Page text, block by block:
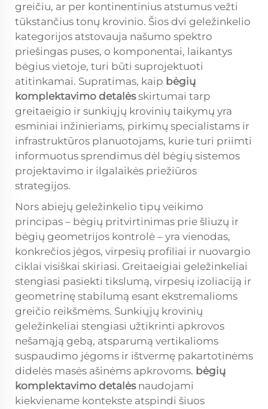
greičiu, ar per kontinentinius atstumus vežti
tūkstančius tonų krovinio. Šios dvi geležinkelio
kategorijos atstovauja našumo spektro
priešingas puses, o komponentai, laikantys
bėgius vietoje, turi būti suprojektuoti
atitinkamai. Supratimas, kaip bėgių
komplektavimo detalėsskirtumai tarp
greitaeigio ir sunkiųjų krovinių taikymų yra
esminiai inžinieriams, pirkimų specialistams ir
infrastruktūros planuotojams, kurie turi priimti
informuotus sprendimus dėl bėgių sistemos
projektavimo ir ilgalaikės priežiūros
strategijos.
Nors abiejų geležinkelio tipų veikimo
principas – bėgių pritvirtinimas prie šliuzų ir
bėgių geometrijos kontrolė – yra vienodas,
konkrečios jėgos, virpesių profiliai ir nuovargio
ciklai visiškai skiriasi. Greitaeigiai geležinkeliai
stengiasi pasiekti tikslumą, virpesių izoliaciją ir
geometrinę stabilumą esant ekstremalioms
greičio reikšmėms. Sunkiųjų krovinių
geležinkeliai stengiasi užtikrinti apkrovos
nešamąją gebą, atsparumą vertikalioms
suspaudimo jėgoms ir ištvermę pakartotinėms
didelės masės ašinėms apkrovoms. bėgių
komplektavimo detalės naudojami
kiekviename kontekste atspindi šiuos